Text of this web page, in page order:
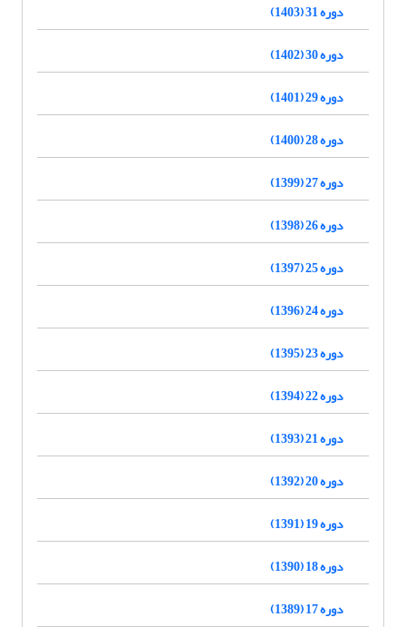
دوره 31 (1403)
دوره 30 (1402)
دوره 29 (1401)
دوره 28 (1400)
دوره 27 (1399)
دوره 26 (1398)
دوره 25 (1397)
دوره 24 (1396)
دوره 23 (1395)
دوره 22 (1394)
دوره 21 (1393)
دوره 20 (1392)
دوره 19 (1391)
دوره 18 (1390)
دوره 17 (1389)